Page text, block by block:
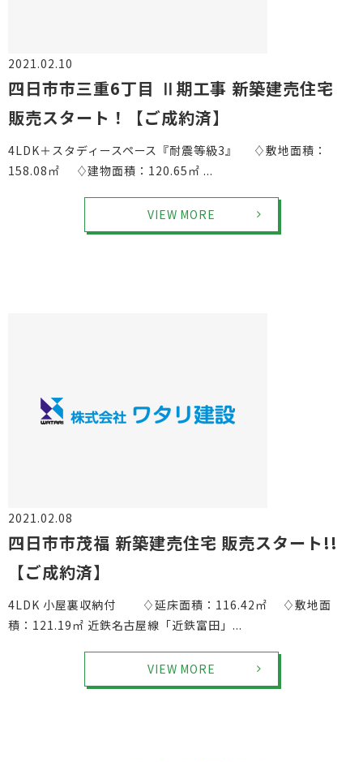
2021.02.10
四日市市三重6丁目 Ⅱ期工事 新築建売住宅
販売スタート！【ご成約済】
4LDK＋スタディースペース『耐震等級3』 ♢敷地面積：
158.08㎡ ♢建物面積：120.65㎡ ...
VIEW MORE
2021.02.08
四日市市茂福 新築建売住宅 販売スタート!!
【ご成約済】
4LDK 小屋裏収納付 ♢延床面積：116.42㎡ ♢敷地面
積：121.19㎡ 近鉄名古屋線「近鉄富田」...
VIEW MORE